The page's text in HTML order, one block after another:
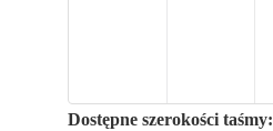
Dostępne szerokości taśmy: